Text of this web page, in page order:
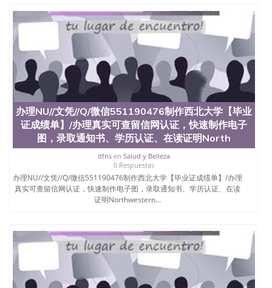
办理NU//文凭//Q/微信551190476制作西北大学【毕业
证成绩单】/办理真实可查留信网认证，快速制作电子
图，录取通知书、学历认证、在读证明North
dfnsen Salud y Belleza
0 Respuestas
办理NU//文凭//Q/微信551190476制作西北大学【毕业证成绩单】/办理
真实可查留信网认证，快速制作电子图，录取通知书、学历认证、在读
证明Northwestern...